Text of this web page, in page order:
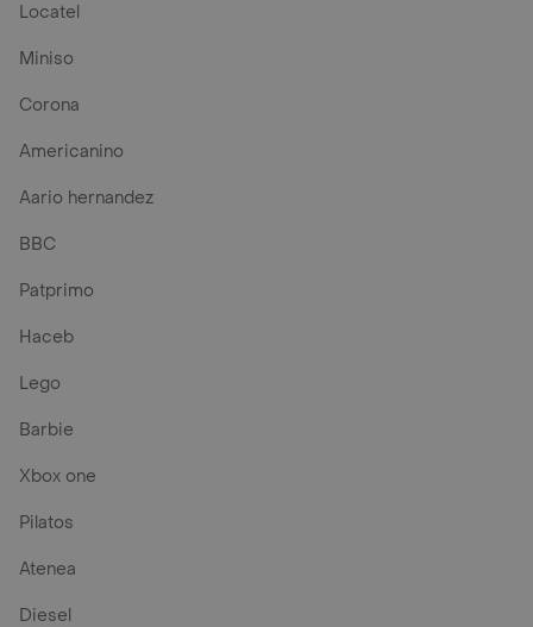
Locatel
Miniso
Corona
Americanino
Aario hernandez
BBC
Patprimo
Haceb
Lego
Barbie
Xbox one
Pilatos
Atenea
Diesel